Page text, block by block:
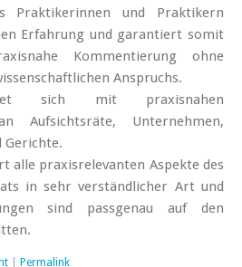
Praktikerinnen und Praktikern
Erfahrung und garantiert somit
Kommentierung ohne
Anspruchs.
sich mit praxisnahen
Aufsichtsräte, Unternehmen,
Gerichte.
alle praxisrelevanten Aspekte des
in sehr verständlicher Art und
sind passgenau auf den
Permalink